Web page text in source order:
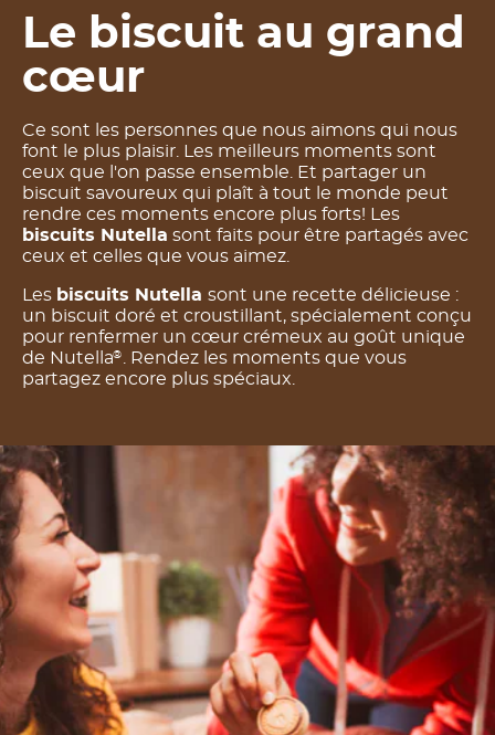
Le biscuit au grand
cœur
Ce sont les personnes que nous aimons qui nous
font le plus plaisir. Les meilleurs moments sont
ceux que l'on passe ensemble. Et partager un
biscuit savoureux qui plaît à tout le monde peut
rendre ces moments encore plus forts! Les
biscuits Nutella sont faits pour être partagés avec
ceux et celles que vous aimez.
Les biscuits Nutella sont une recette délicieuse :
un biscuit doré et croustillant, spécialement conçu
pour renfermer un cœur crémeux au goût unique
de Nutella®
. Rendez les moments que vous
partagez encore plus spéciaux.